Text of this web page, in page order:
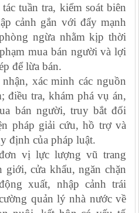
tuần tra, kiểm soát biên
cảnh gắn với đẩy mạnh
ngừa nhằm kịp thời
mua bán người và lợi
để lừa bán.
xác minh các nguồn
điều tra, khám phá vụ án,
bán người, truy bắt đối
pháp giải cứu, hồ trợ và
định của pháp luật.
vị lực lượng vũ trang
cửa khẩu, ngăn chặn
xuất, nhập cảnh trái
quản lý nhà nước về